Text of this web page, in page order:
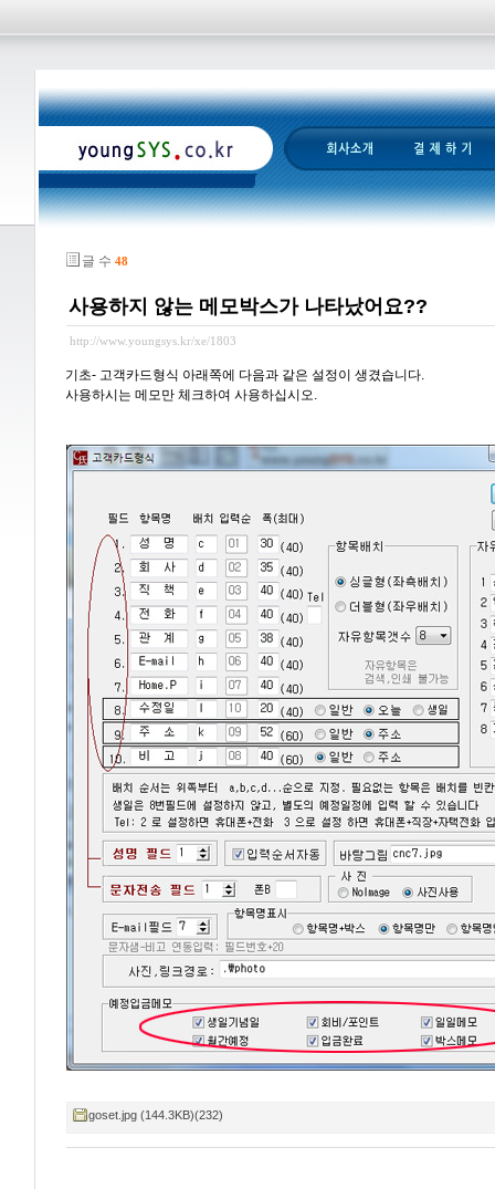
글 수48
사용하지 않는 메모박스가 나타났어요??
http://www.youngsys.kr/xe/1803
기초- 고객카드형식 아래쪽에 다음과 같은 설정이 생겼습니다.
사용하시는 메모만 체크하여 사용하십시오.
goset.jpg (144.3KB)(232)